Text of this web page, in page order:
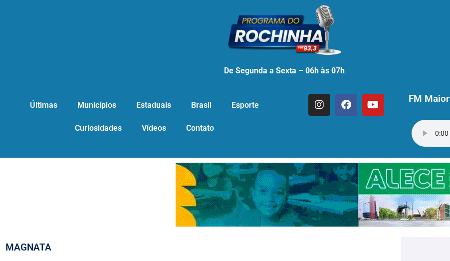
De Segunda a Sexta – 06h às 07h
Últimas Municípios Estaduais Brasil Esporte
Curiosidades Vídeos Contato
FM
MAGNATA